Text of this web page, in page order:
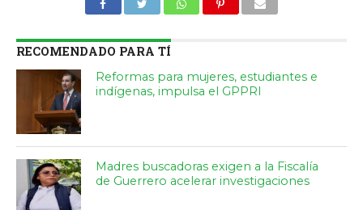
RECOMENDADO PARA TÍ
Reformas para mujeres, estudiantes e
indígenas, impulsa el GPPRI
Madres buscadoras exigen a la Fiscalía
de Guerrero acelerar investigaciones